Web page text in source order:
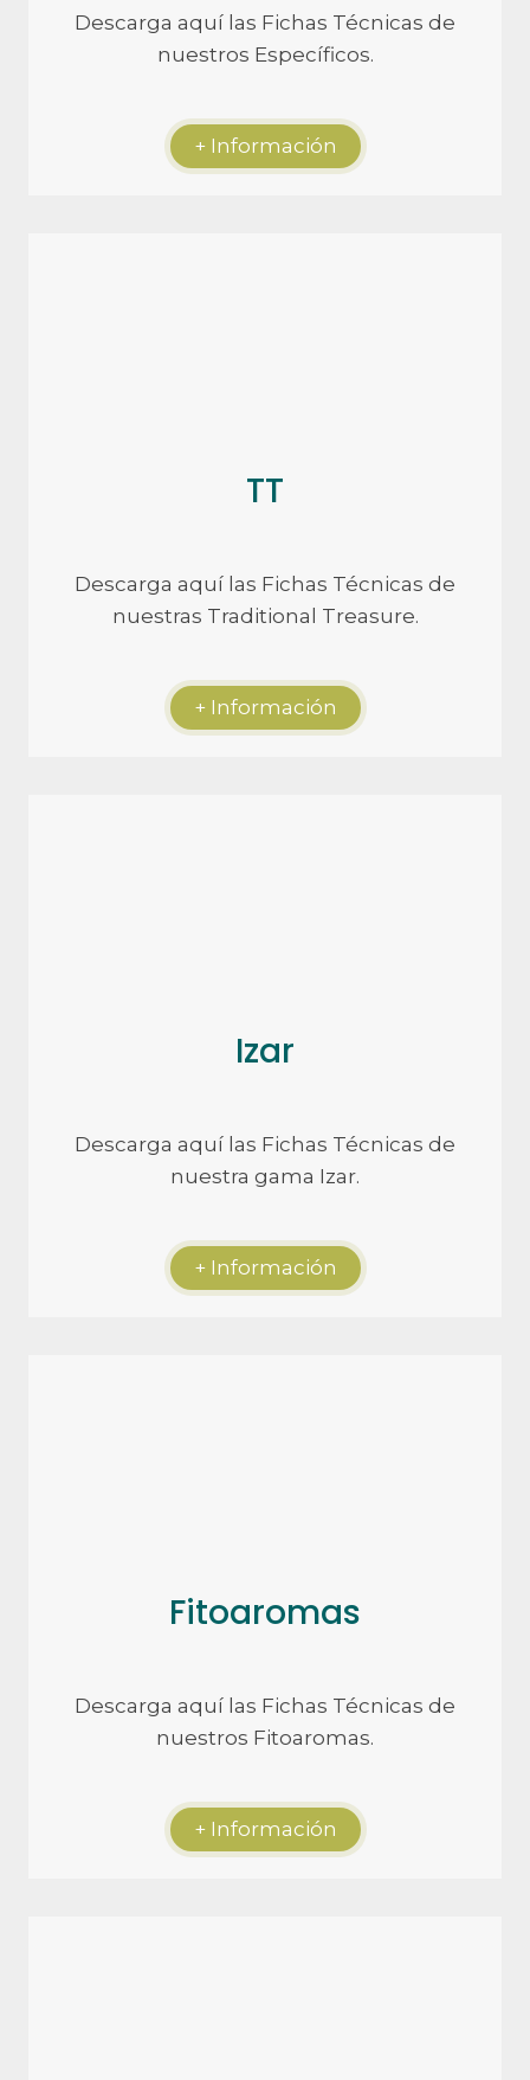
Descarga aquí las Fichas Técnicas de
nuestros Específicos.
+ Información
TT
Descarga aquí las Fichas Técnicas de
nuestras Traditional Treasure.
+ Información
Izar
Descarga aquí las Fichas Técnicas de
nuestra gama Izar.
+ Información
Fitoaromas
Descarga aquí las Fichas Técnicas de
nuestros Fitoaromas.
+ Información